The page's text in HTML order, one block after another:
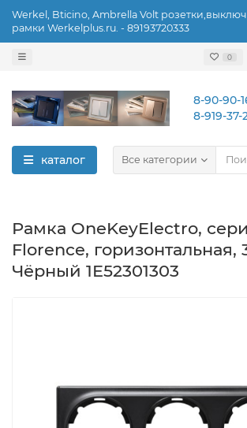
Werkel, Bticino, Ambrella Volt
рамки Werkelplus.ru. - 89193720333
0
8-90-90-
8-919-37-
каталог Все категории
Рамка OneKeyElectro,
Florence, горизонтальная,
Чёрный 1E52301303